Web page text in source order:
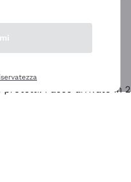
Pacco arrivato in